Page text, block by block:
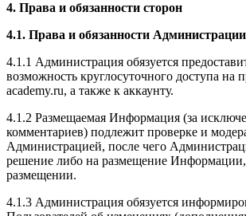
4. Права и обязанности сторон
4.1. Права и обязанности
4.1.1 Администрация обязуется
возможность круглосуточного доступа на
academy.ru, а также к аккаунту.
4.1.2 Размещаемая Информация (за
комментариев) подлежит проверке и
Администрацией, после чего
решение либо на размещение Информации,
размещении.
4.1.3 Администрация обязуется